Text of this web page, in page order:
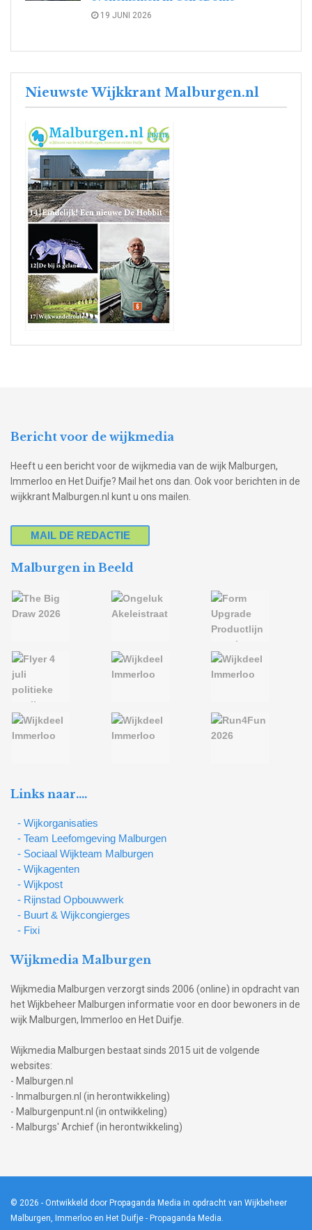
19 JUNI 2026
Nieuwste Wijkkrant Malburgen.nl
Bericht voor de wijkmedia
Heeft u een bericht voor de wijkmedia van de wijk Malburgen,
Immerloo en Het Duifje? Mail het ons dan. Ook voor berichten in de
wijkkrant Malburgen.nl kunt u ons mailen.
MAIL DE REDACTIE
Malburgen in Beeld
Links naar….
- Wijkorganisaties
- Team Leefomgeving Malburgen
- Sociaal Wijkteam Malburgen
- Wijkagenten
- Wijkpost
- Rijnstad Opbouwwerk
- Buurt & Wijkcongierges
- Fixi
Wijkmedia Malburgen
Wijkmedia Malburgen verzorgt sinds 2006 (online) in opdracht van
het Wijkbeheer Malburgen informatie voor en door bewoners in de
wijk Malburgen, Immerloo en Het Duifje.
Wijkmedia Malburgen bestaat sinds 2015 uit de volgende
websites:
- Malburgen.nl
- Inmalburgen.nl (in herontwikkeling)
- Malburgenpunt.nl (in ontwikkeling)
- Malburgs' Archief (in herontwikkeling)
© 2026 - Ontwikkeld door Propaganda Media in opdracht van Wijkbeheer
Malburgen, Immerloo en Het Duifje - Propaganda Media.